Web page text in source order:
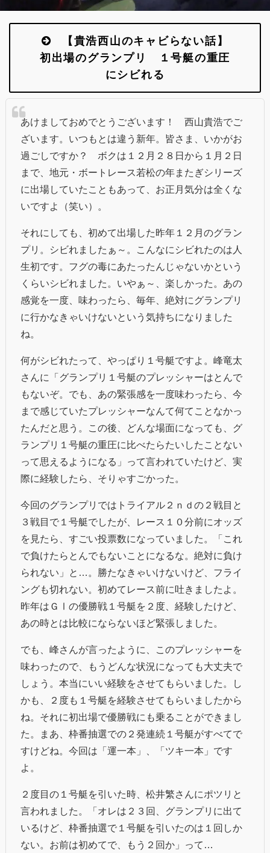
【貴浩西山のキャビらない話】
初出場のグランプリ １号艇の重圧
にシビれる
あけましておめでとうございます！ 西山貴浩でご
ざいます。いつもとは違う新年。皆さま、いかがお
過ごしですか？ ボクは１２月２８日から１月２日
まで、地元・ボートレース若松の年またぎシリーズ
に出場していたこともあって、お正月気分は全くな
いですよ（笑い）。
それにしても、初めて出場した昨年１２月のグラン
プリ。シビれましたぁ～。こんなにシビれたのは人
生初です。フグの毒にあたったんじゃないかという
くらいシビれました。いやぁ～、楽しかった。あの
感覚を一度、味わったら、毎年、絶対にグランプリ
に行かなきゃいけないという気持ちになりました
ね。
何がシビれたって、やっぱり１号艇ですよ。峰竜太
さんに「グランプリ１号艇のプレッシャーはとんで
もないぞ。でも、あの緊張感を一度味わったら、今
まで感じていたプレッシャーなんて何てことなかっ
たんだと思う。この後、どんな場面になっても、グ
ランプリ１号艇の重圧に比べたらたいしたことない
って思えるようになる」って言われていたけど、実
際に経験したら、そりゃすごかった。
今回のグランプリではトライアル２ｎｄの２戦目と
３戦目で１号艇でしたが、レース１０分前にオッズ
を見たら、すごい投票数になっていました。「これ
で負けたらとんでもないことになるな。絶対に負け
られない」と…。勝たなきゃいけないけど、フライ
ングも切れない。初めてレース前に吐きましたよ。
昨年はＧⅠの優勝戦１号艇を２度、経験したけど、
あの時とは比較にならないほど緊張しました。
でも、峰さんが言ったように、このプレッシャーを
味わったので、もうどんな状況になっても大丈夫で
しょう。本当にいい経験をさせてもらいました。し
かも、２度も１号艇を経験させてもらいましたから
ね。それに初出場で優勝戦にも乗ることができまし
た。まあ、枠番抽選での２発連続１号艇がすべてで
すけどね。今回は「運一本」、「ツキ一本」です
よ。
２度目の１号艇を引いた時、松井繁さんにポツリと
言われました。「オレは２３回、グランプリに出て
いるけど、枠番抽選で１号艇を引いたのは１回しか
ない。お前は初めてで、もう２回か」って…